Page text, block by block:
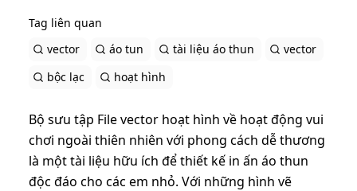
Tag liên quan
vector
áo tun tài liệu áo thun
vector
bộc lạc
hoạt hình
Bộ sưu tập File vector hoạt hình về hoạt động vui
chơi ngoài thiên nhiên với phong cách dễ thương
là một tài liệu hữu ích để thiết kế in ấn áo thun
độc đáo cho các em nhỏ. Với những hình vẽ